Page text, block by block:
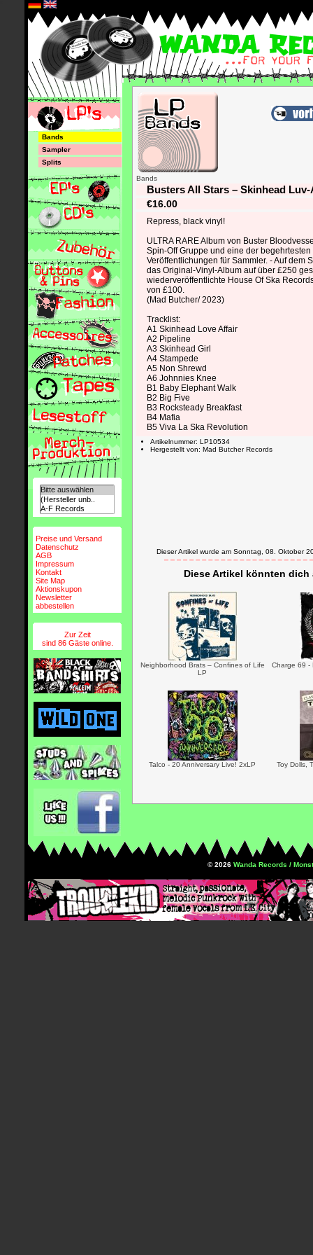
Bands
Sampler
Splits
Preise und Versand
Datenschutz
AGB
Impressum
Kontakt
Site Map
Aktionskupon
Newsletter
abbestellen
Zur Zeit
sind 86 Gäste online.
Bands
Busters All Stars – Skinhead
€16.00
Repress, black vinyl!
ULTRA RARE Album von Buster
Spin-Off Gruppe und eine der begehrtesten
Veröffentlichungen für Sammler. - Auf dem
das Original-Vinyl-Album auf über £250
wiederveröffentlichte House Of Ska
von £100.
(Mad Butcher/ 2023)
Tracklist:
A1 Skinhead Love Affair
A2 Pipeline
A3 Skinhead Girl
A4 Stampede
A5 Non Shrewd
A6 Johnnies Knee
B1 Baby Elephant Walk
B2 Big Five
B3 Rocksteady Breakfast
B4 Mafia
B5 Viva La Ska Revolution
Artikelnummer: LP10534
Hergestellt von: Mad Butcher Records
Dieser Artikel wurde am Sonntag, 08. Oktober
Diese Artikel könnten
Neighborhood Brats ‎– Confines of Life
LP
Charge 69 -
Talco - 20 Anniversary Live! 2xLP Toy Dolls,
© 2026 Wanda Records /